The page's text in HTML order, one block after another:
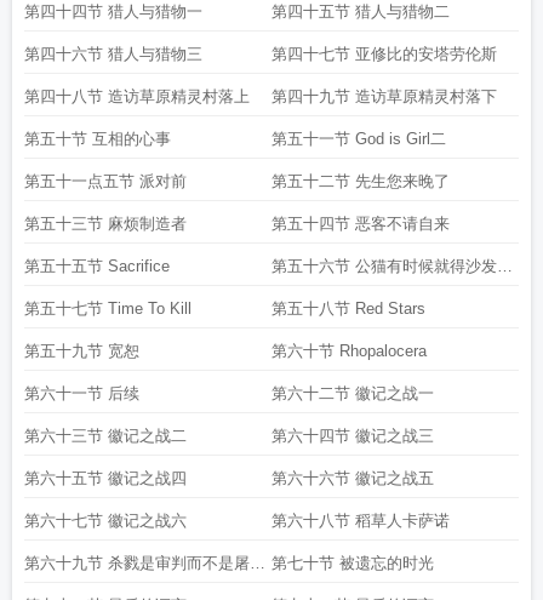
第四十四节 猎人与猎物一 第四十五节 猎人与猎物二
第四十六节 猎人与猎物三 第四十七节 亚修比的安塔劳伦斯
第四十八节 造访草原精灵村落上 第四十九节 造访草原精灵村落下
第五十节 互相的心事 第五十一节 God is Girl二
第五十一点五节 派对前 第五十二节 先生您来晚了
第五十三节 麻烦制造者 第五十四节 恶客不请自来
第五十五节 Sacrifice 第五十六节 公猫有时候就得沙发果
断
第五十七节 Time To Kill 第五十八节 Red Stars
第五十九节 宽恕 第六十节 Rhopalocera
第六十一节 后续 第六十二节 徽记之战一
第六十三节 徽记之战二 第六十四节 徽记之战三
第六十五节 徽记之战四 第六十六节 徽记之战五
第六十七节 徽记之战六 第六十八节 稻草人卡萨诺
第六十九节 杀戮是审判而不是屠夫 第七十节 被遗忘的时光